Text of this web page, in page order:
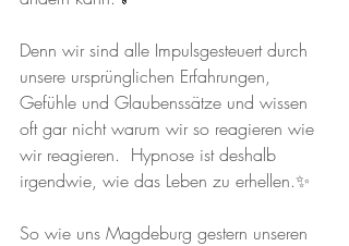
Denn wir sind alle Impulsgesteuert durch
unsere ursprünglichen Erfahrungen,
Gefühle und Glaubenssätze und wissen
oft gar nicht warum wir so reagieren wie
wir reagieren.  Hypnose ist deshalb
irgendwie, wie das Leben zu erhellen.✨️
So wie uns Magdeburg gestern unseren